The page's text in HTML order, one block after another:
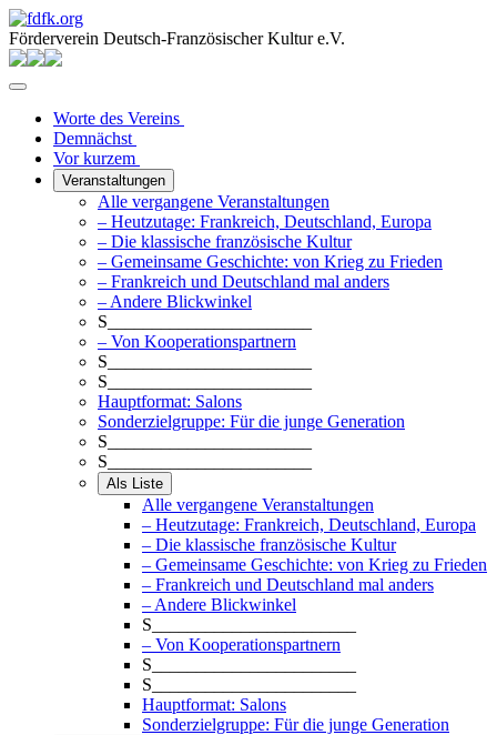
Förderverein Deutsch-Französischer Kultur e.V.
Worte des Vereins
Demnächst
Vor kurzem
Veranstaltungen
Alle vergangene Veranstaltungen
– Heutzutage: Frankreich, Deutschland, Europa
– Die klassische französische Kultur
– Gemeinsame Geschichte: von Krieg zu Frieden
– Frankreich und Deutschland mal anders
– Andere Blickwinkel
S_______________________
– Von Kooperationspartnern
S_______________________
S_______________________
Hauptformat: Salons
Sonderzielgruppe: Für die junge Generation
S_______________________
S_______________________
Als Liste
Alle vergangene Veranstaltungen
– Heutzutage: Frankreich, Deutschland, Europa
– Die klassische französische Kultur
– Gemeinsame Geschichte: von Krieg zu Frieden
– Frankreich und Deutschland mal anders
– Andere Blickwinkel
S_______________________
– Von Kooperationspartnern
S_______________________
S_______________________
Hauptformat: Salons
Sonderzielgruppe: Für die junge Generation